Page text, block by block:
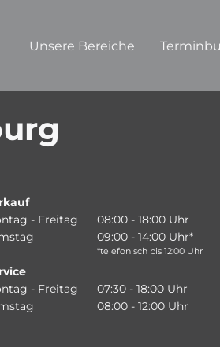
Unsere Bereiche
- Freitag
- Freitag
08:00 - 18:00 Uhr
09:00 - 14:00 Uhr*
*telefonisch bis 12:00 Uhr
07:30 - 18:00 Uhr
08:00 - 12:00 Uhr